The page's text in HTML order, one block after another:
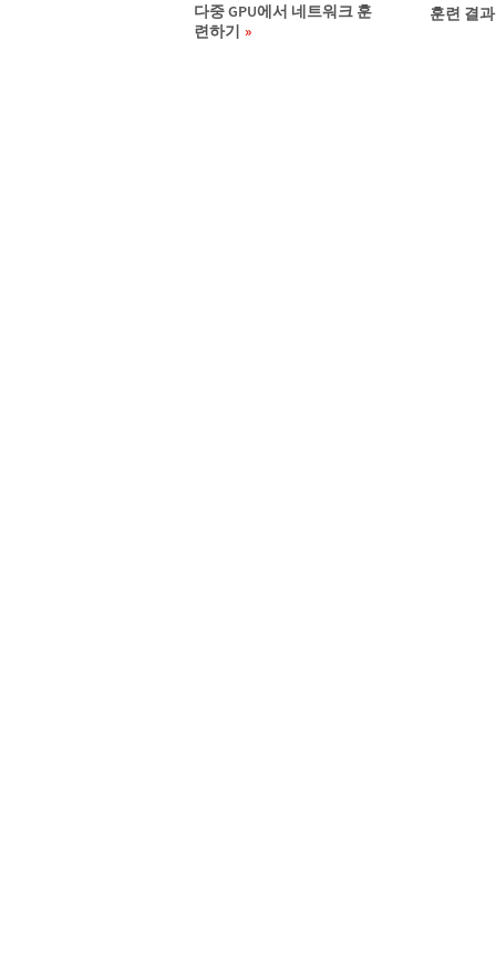
다중 GPU에서 네트워크 훈
련하기
훈련 결